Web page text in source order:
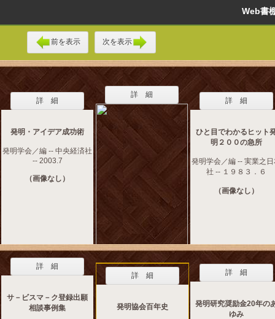
Web
前を表示 次を表示
詳 細
発明・アイデア成功術
発明学会／編 -- 中央経済社
-- 2003.7
（画像なし）
詳 細
詳 細
ひと目でわかるヒット
明２００の急所
発明学会／編 -- 実業之
社 -- １９８３．６
（画像なし）
詳 細
サ－ビスマ－ク登録出願
相談事例集
詳 細
発明協会百年史
詳 細
発明研究奨励金20年の
ゆみ